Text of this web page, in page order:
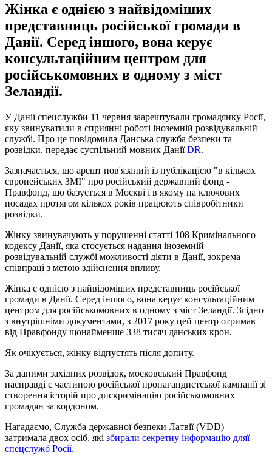
Жінка є однією з найвідоміших
представниць російської громади в
Данії. Серед іншого, вона керує
консультаційним центром для
російськомовних в одному з міст
Зеландії.
У Данії спецслужби 11 червня заарештували громадянку Росії,
яку звинуватили в сприянні роботі іноземній розвідувальній
службі. Про це повідомила Данська служба безпеки та
розвідки, передає суспільний мовник ДаніїDR.
Зазначається, що арешт пов'язаний із публікацією "в кількох
європейських ЗМІ" про російський державний фонд -
Правфонд, що базується в Москві і в якому на ключових
посадах протягом кількох років працюють співробітники
розвідки.
Жінку звинувачують у порушенні статті 108 Кримінального
кодексу Данії, яка стосується надання іноземній
розвідувальній службі можливості діяти в Данії, зокрема
співпраці з метою здійснення впливу.
Жінка є однією з найвідоміших представниць російської
громади в Данії. Серед іншого, вона керує консультаційним
центром для російськомовних в одному з міст Зеландії. Згідно
з внутрішніми документами, з 2017 року цей центр отримав
від Правфонду щонайменше 338 тисяч данських крон.
Як очікується, жінку відпустять після допиту.
За даними західних розвідок, московський Правфонд
насправді є частиною російської пропагандистської кампанії зі
створення історій про дискримінацію російськомовних
громадян за кордоном.
Нагадаємо, Служба державної безпеки Латвії (VDD)
затримала двох осіб, які збирали секретну інформацію дляї
спецслужб Росії.